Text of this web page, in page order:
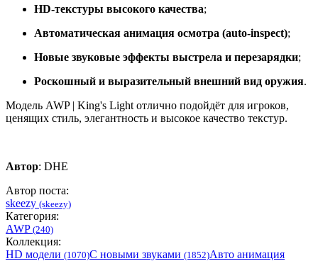
HD-текстуры высокого качества;
Автоматическая анимация осмотра (auto-inspect);
Новые звуковые эффекты выстрела и перезарядки;
Роскошный и выразительный внешний вид оружия.
Модель AWP | King's Light отлично подойдёт для игроков,
ценящих стиль, элегантность и высокое качество текстур.
Автор: DHE
Автор поста:
skeezy (skeezy)
Категория:
AWP (240)
Коллекция:
HD модели (1070)С новыми звуками (1852)Авто анимация